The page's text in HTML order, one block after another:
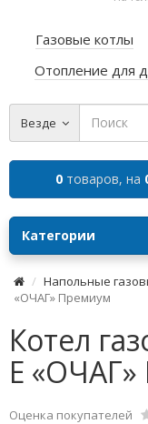
Газовые котлы
Отопление для
Везде
0 товаров, на
Категории
Напольные
«ОЧАГ» Премиум
Котел
Е
Оценка покупателей